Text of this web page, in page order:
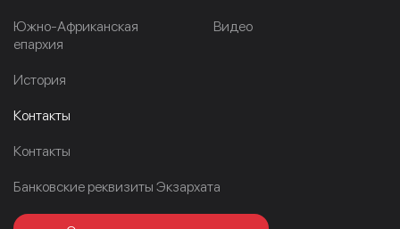
Южно-Африканская
епархия
История
Видео
Контакты
Контакты
Банковские реквизиты Экзархата